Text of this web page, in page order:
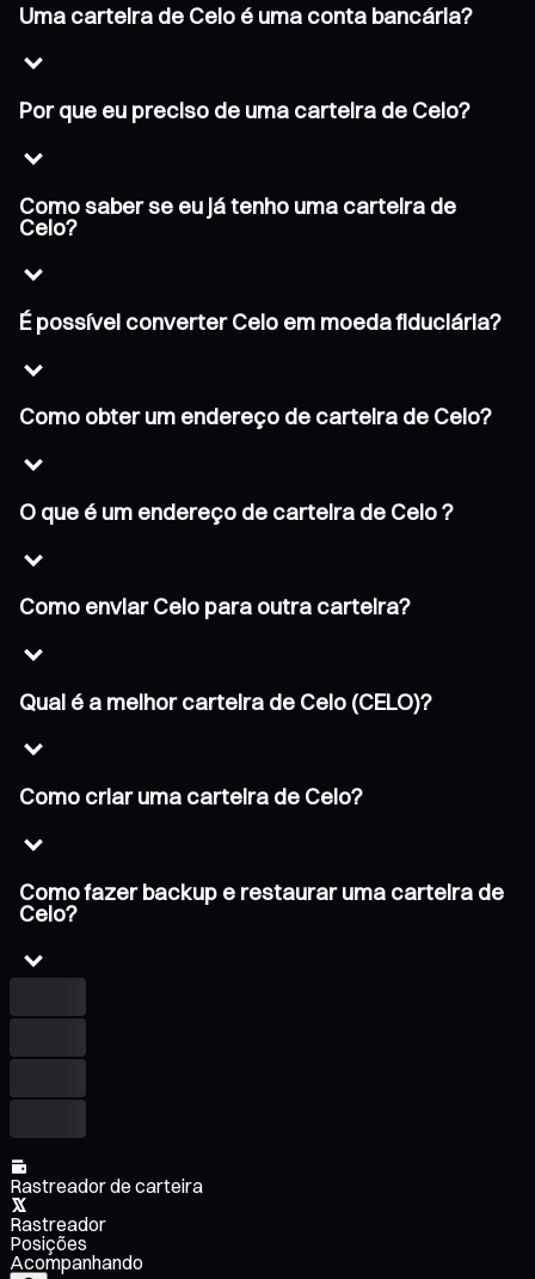
Uma carteira de Celo é uma conta bancária?
Por que eu preciso de uma carteira de Celo?
Como saber se eu já tenho uma carteira de
Celo?
É possível converter Celo em moeda fiduciária?
Como obter um endereço de carteira de Celo?
O que é um endereço de carteira de Celo ?
Como enviar Celo para outra carteira?
Qual é a melhor carteira de Celo (CELO)?
Como criar uma carteira de Celo?
Como fazer backup e restaurar uma carteira de
Celo?
Rastreador de carteira
Rastreador
Posições
Acompanhando